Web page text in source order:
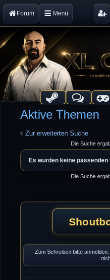
Forum Menü
Aktive Themen
Zur erweiterten Suche
Die Suche
Es wurden keine
Die Suche
Zum Schreiben bitte